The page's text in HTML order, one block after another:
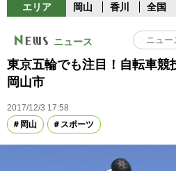
エリア 岡山 香川 全国
ニュース
東京五輪でも注目！自転車
岡山市
2017/12/3 17:58
岡山
スポーツ